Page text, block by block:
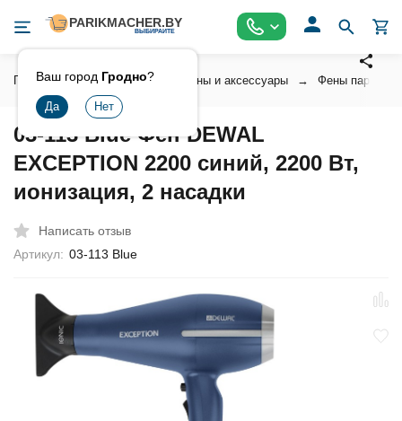
Ваш город Гродно?
Главная Инструмент Фены и аксессуары Фены
03-113 Blue Фен DEWAL
EXCEPTION 2200 синий, 2200 Вт,
ионизация, 2 насадки
Написать отзыв
Артикул: 03-113 Blue